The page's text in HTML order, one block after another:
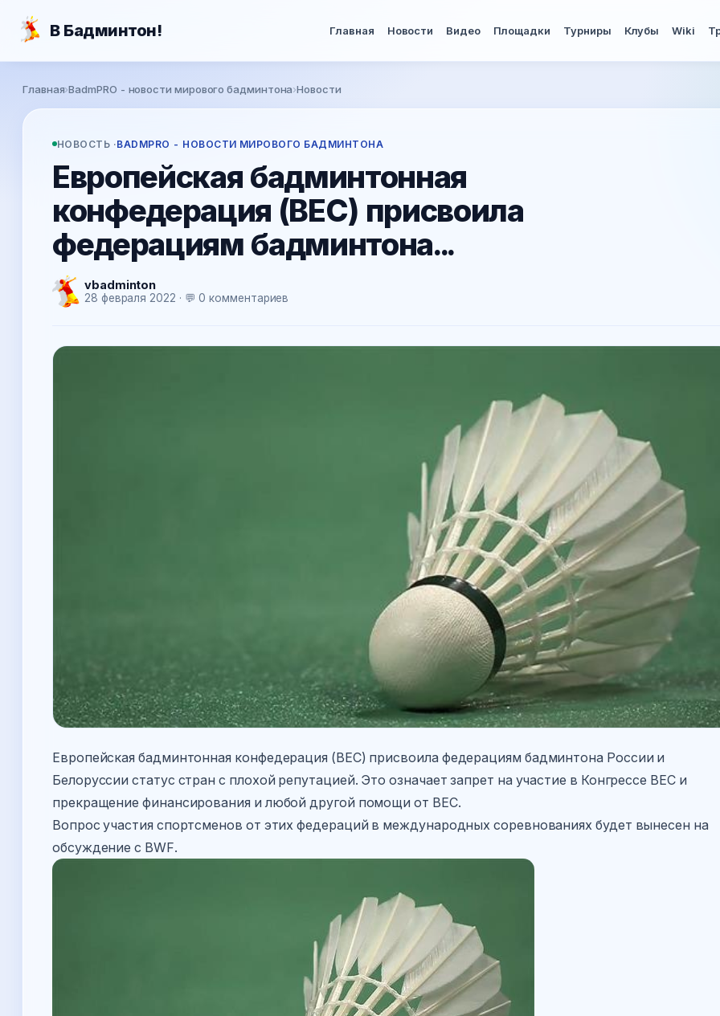
В Бадминтон! Главная Новости Видео Площадки Турниры Клубы Wiki
Вы здесь
Главная›BadmPRO - новости мирового бадминтона›Новости
НОВОСТЬ ·BADMPRO - НОВОСТИ МИРОВОГО БАДМИНТОНА
Европейская бадминтонная
конфедерация (BEC) присвоила
федерациям бадминтона...
vbadminton
28 февраля 2022 · 💬 0 комментариев
Европейская бадминтонная конфедерация (BEC) присвоила федерациям бадминтона России и
Белоруссии статус стран с плохой репутацией. Это означает запрет на участие в Конгрессе BEC и
прекращение финансирования и любой другой помощи от BEC.
Вопрос участия спортсменов от этих федераций в международных соревнованиях будет вынесен на
обсуждение с BWF.